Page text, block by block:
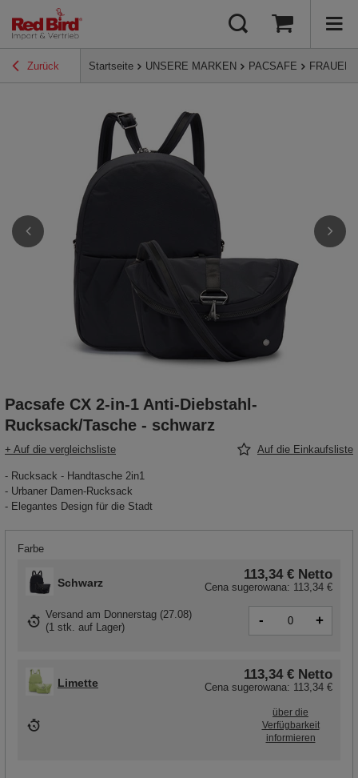
Zurück Startseite UNSERE MARKEN PACSAFE FRAUEN
Pacsafe CX 2-in-1 Anti-Diebstahl-
Rucksack/Tasche - schwarz
+ Auf die vergleichsliste Auf die Einkaufsliste
- Rucksack - Handtasche 2in1
- Urbaner Damen-Rucksack
- Elegantes Design für die Stadt
Farbe
Schwarz
113,34 € Netto
Cena sugerowana: 113,34 €
Versand am Donnerstag (27.08)
(1 stk. auf Lager) - +
Limette
113,34 € Netto
Cena sugerowana: 113,34 €
über die
Verfügbarkeit
informieren